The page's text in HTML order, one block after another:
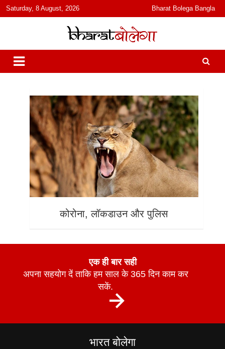
content
Saturday, 8 August, 2026 Bharat Bolega Bangla
भारत बोलेगा
हिंदी में समाचार, विचार, ऑडियो, वीडियो और फ़ीचर. भारत बोलेगा हिंदी न्यूज़ वेबसाइट
India: News, Views, Info, Trends & Podcast I जानकारी भी समझदारी भी
और पॉडकास्ट
कोरोना, लॉकडाउन और पुलिस
एक ही बार सही
अपना सहयोग दें ताकि हम साल के 365 दिन काम कर
सकें.
भारत बोलेगा